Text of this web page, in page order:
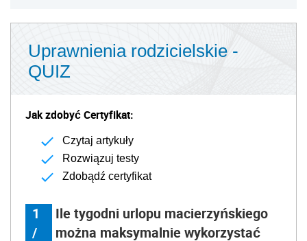
Uprawnienia rodzicielskie -
QUIZ
Jak zdobyć Certyfikat:
Czytaj artykuły
Rozwiązuj testy
Zdobądź certyfikat
1
/
Ile tygodni urlopu macierzyńskiego
można maksymalnie wykorzystać